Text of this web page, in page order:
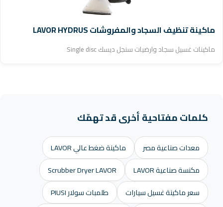
ماكينة تنظيف السجاد والمفروشات LAVOR HYDRUS
ماكينات غسيل سجاد وارضيات سنجل ديسك Single disc
كلمات مفتاحية أخرى قد تهمّك
معدات صناعية مصر
ماكينة ضغط عالي LAVOR
مكنسة صناعية LAVOR
Scrubber Dryer LAVOR
سعر ماكينة غسيل سيارات
طلمبات سولار PIUSI